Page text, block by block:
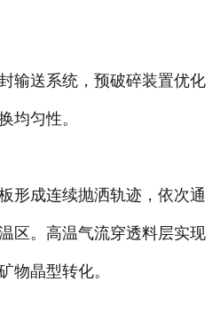
输送系统，预破碎装置优化
均匀性。
形成连续抛洒轨迹，依次通
区。高温气流穿透料层实现
物晶型转化。